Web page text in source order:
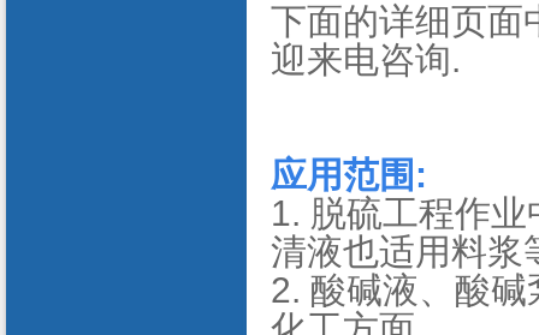
下面的详细页面
迎来电咨询.
应用范围:
1. 脱硫工程作
清液也适用料浆
2. 酸碱液、酸